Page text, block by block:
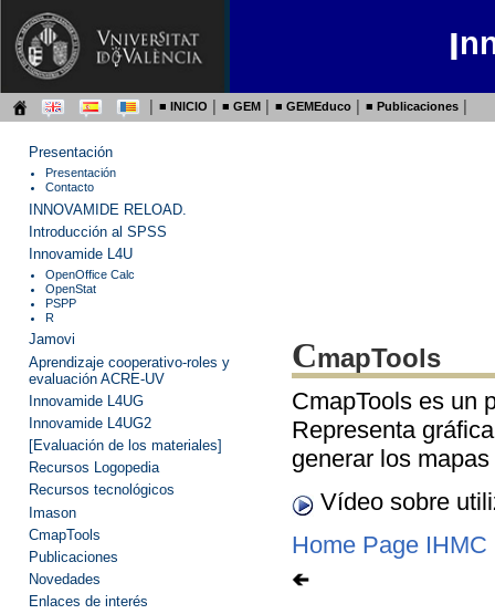
I
│ ■ INICIO │ ■ GEM │ ■ GEMEduco │ ■ Publicaciones
Presentación
Presentación
Contacto
INNOVAMIDE RELOAD.
Introducción al SPSS
Innovamide L4U
OpenOffice Calc
OpenStat
PSPP
R
Jamovi
Aprendizaje cooperativo-roles y
evaluación ACRE-UV
Innovamide L4UG
Innovamide L4UG2
[Evaluación de los materiales]
Recursos Logopedia
Recursos tecnológicos
Imason
CmapTools
Publicaciones
Novedades
Enlaces de interés
CmapTools
CmapTools es un
Representa
generar los
Vídeo sobre
Home Page IHMC